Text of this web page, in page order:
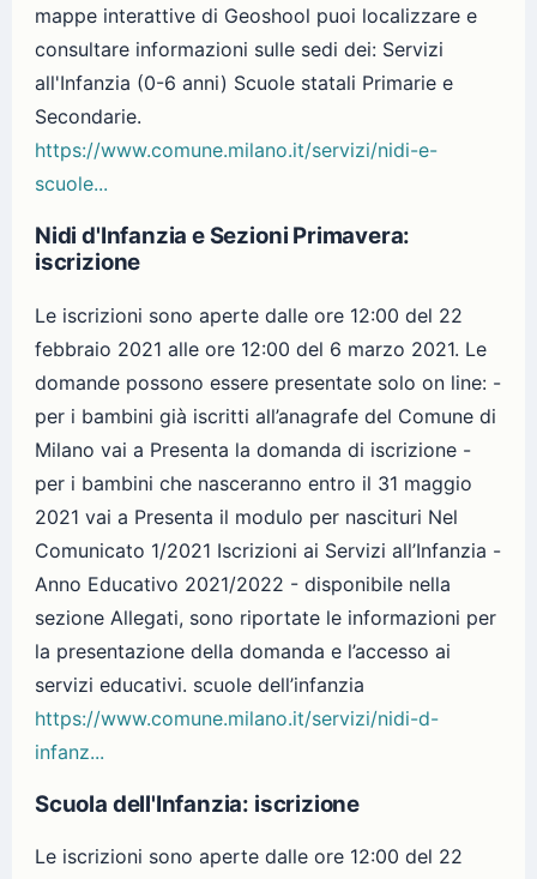
mappe interattive di Geoshool puoi localizzare e
consultare informazioni sulle sedi dei: Servizi
all'Infanzia (0-6 anni) Scuole statali Primarie e
Secondarie.
https://www.comune.milano.it/servizi/nidi-e-
scuole...
Nidi d'Infanzia e Sezioni Primavera:
iscrizione
Le iscrizioni sono aperte dalle ore 12:00 del 22
febbraio 2021 alle ore 12:00 del 6 marzo 2021. Le
domande possono essere presentate solo on line: -
per i bambini già iscritti all’anagrafe del Comune di
Milano vai a Presenta la domanda di iscrizione -
per i bambini che nasceranno entro il 31 maggio
2021 vai a Presenta il modulo per nascituri Nel
Comunicato 1/2021 Iscrizioni ai Servizi all’Infanzia -
Anno Educativo 2021/2022 - disponibile nella
sezione Allegati, sono riportate le informazioni per
la presentazione della domanda e l’accesso ai
servizi educativi. scuole dell’infanzia
https://www.comune.milano.it/servizi/nidi-d-
infanz...
Scuola dell'Infanzia: iscrizione
Le iscrizioni sono aperte dalle ore 12:00 del 22